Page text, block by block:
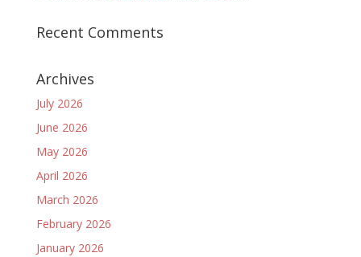
Recent Comments
Archives
July 2026
June 2026
May 2026
April 2026
March 2026
February 2026
January 2026